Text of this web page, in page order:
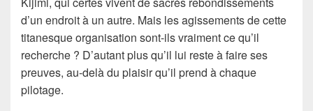
d’un endroit à un autre. Mais les agissements de cette
titanesque organisation sont-ils vraiment ce qu’il
recherche ? D’autant plus qu’il lui reste à faire ses
preuves, au-delà du plaisir qu’il prend à chaque
pilotage.